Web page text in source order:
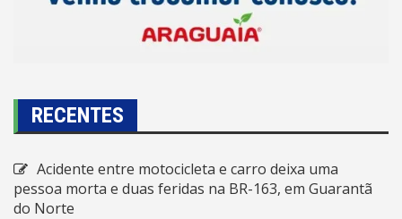
RECENTES
Acidente entre motocicleta e carro deixa uma
pessoa morta e duas feridas na BR-163, em Guarantã
do Norte